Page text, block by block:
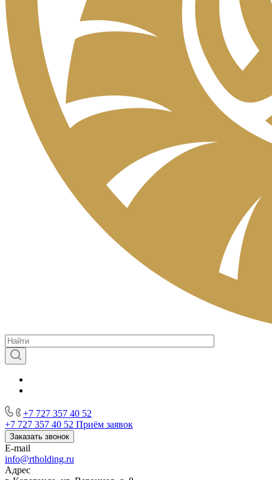
+7 727 357 40 52
+7 727 357 40 52 Приём заявок
Заказать звонок
E-mail
info@rtholding.ru
Адрес